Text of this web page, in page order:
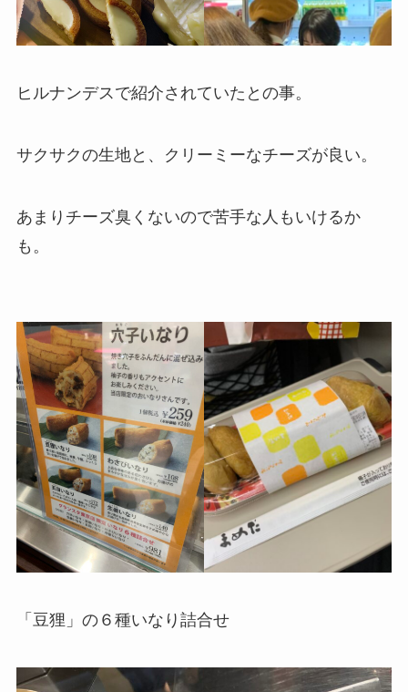
ヒルナンデスで紹介されていたとの事。
サクサクの生地と、クリーミーなチーズが良い。
あまりチーズ臭くないので苦手な人もいけるか
も。
「豆狸」の６種いなり詰合せ